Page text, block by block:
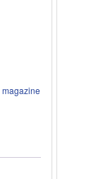
magazine